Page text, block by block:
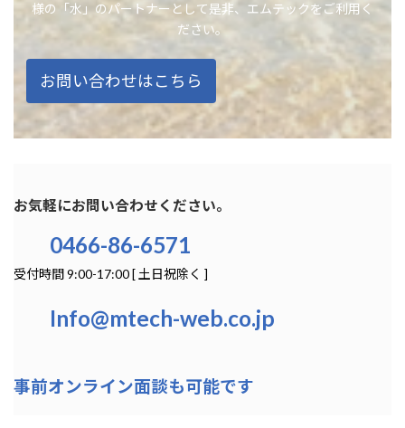
様の「水」のパートナーとして是非、エムテックをご利用く
ださい。
お問い合わせはこちら
お気軽にお問い合わせください。
0466-86-6571
受付時間 9:00-17:00 [ 土日祝除く ]
Info@mtech-web.co.jp
事前オンライン面談も可能です